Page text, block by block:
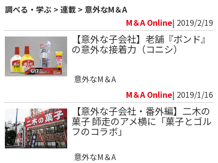
調べる・学ぶ > 連載 > 意外なM＆A
M＆A Online| 2019/2/19
【意外な子会社】老舗『ボンド』
の意外な接着力（コニシ）
意外なM＆A
M＆A Online| 2019/1/16
【意外な子会社・番外編】二木の
菓子 師走のアメ横に「菓子とゴル
フのコラボ」
意外なM＆A